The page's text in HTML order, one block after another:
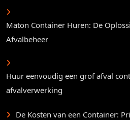
Maton Container Huren: De
Afvalbeheer
Huur eenvoudig een grof afval
afvalverwerking
De Kosten van een Container: